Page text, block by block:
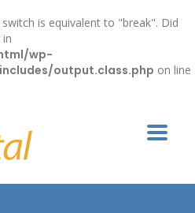
is equivalent to "break". Did
wp-
output.class.php on line